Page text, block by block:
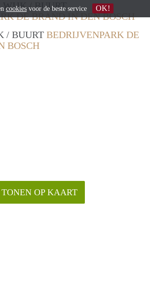
WIJK / BUURT
DE BRAND IN DEN BOSCH
/ BUURT BEDRIJVENPARK DE
BOSCH
TONEN OP KAART
cookies voor de beste service OK!